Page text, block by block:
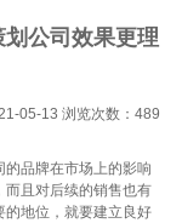
公司效果更理
05-13 浏览次数： 489
品牌在市场上的影响
而且对后续的销售也有
的地位，就要建立良好